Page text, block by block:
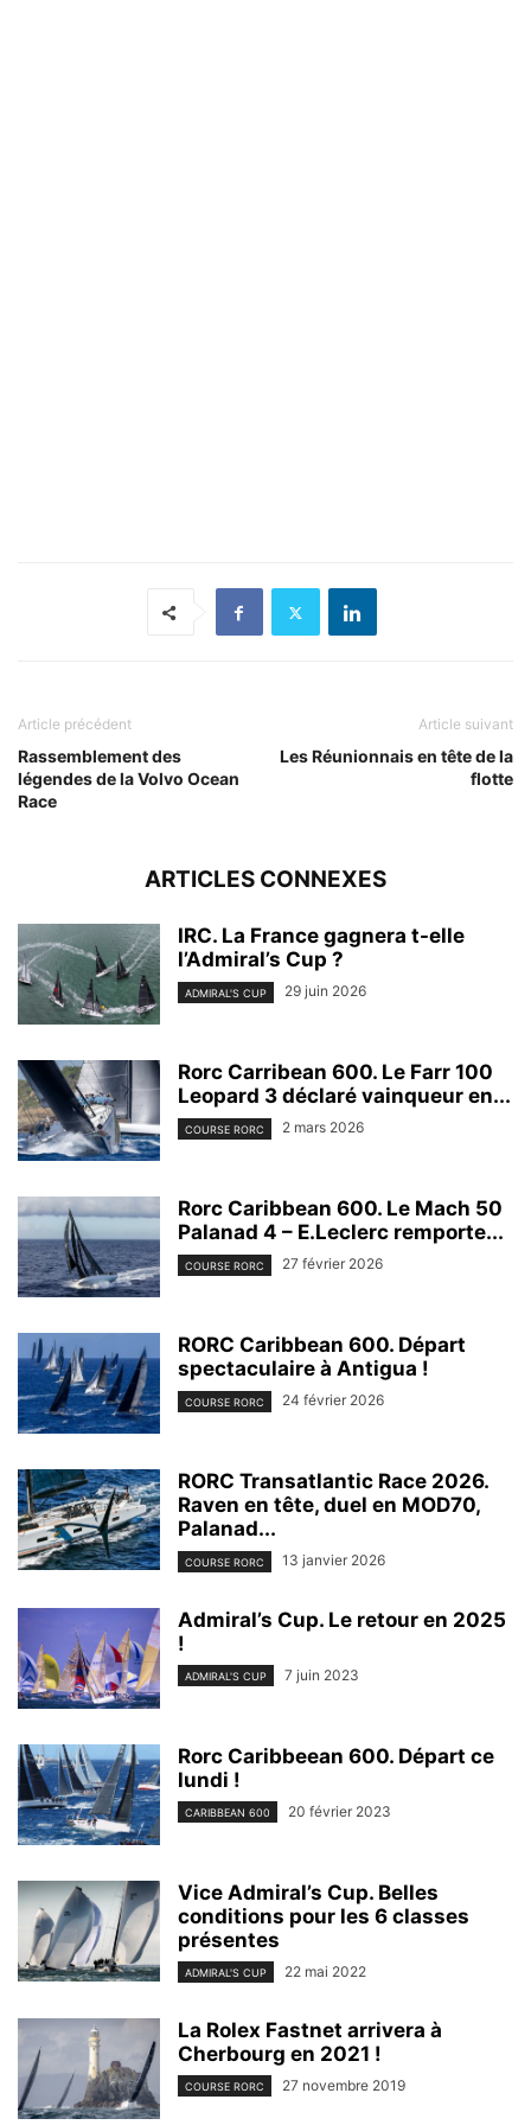
Article précédent
Rassemblement des
légendes de la Volvo Ocean
Race
Article suivant
Les Réunionnais en tête de la
flotte
ARTICLES CONNEXES
IRC. La France gagnera t-elle
l’Admiral’s Cup ?
ADMIRAL'S CUP 29 juin 2026
Rorc Carribean 600. Le Farr 100
Leopard 3 déclaré vainqueur en...
COURSE RORC 2 mars 2026
Rorc Caribbean 600. Le Mach 50
Palanad 4 – E.Leclerc remporte...
COURSE RORC 27 février 2026
RORC Caribbean 600. Départ
spectaculaire à Antigua !
COURSE RORC 24 février 2026
RORC Transatlantic Race 2026.
Raven en tête, duel en MOD70,
Palanad...
COURSE RORC 13 janvier 2026
Admiral’s Cup. Le retour en 2025
!
ADMIRAL'S CUP 7 juin 2023
Rorc Caribbeean 600. Départ ce
lundi !
CARIBBEAN 600 20 février 2023
Vice Admiral’s Cup. Belles
conditions pour les 6 classes
présentes
ADMIRAL'S CUP 22 mai 2022
La Rolex Fastnet arrivera à
Cherbourg en 2021 !
COURSE RORC 27 novembre 2019